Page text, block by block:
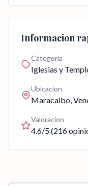
Informacion
Categoria
Iglesias y
Ubicacion
Maracaibo,
Valoracion
4.6/5 (216